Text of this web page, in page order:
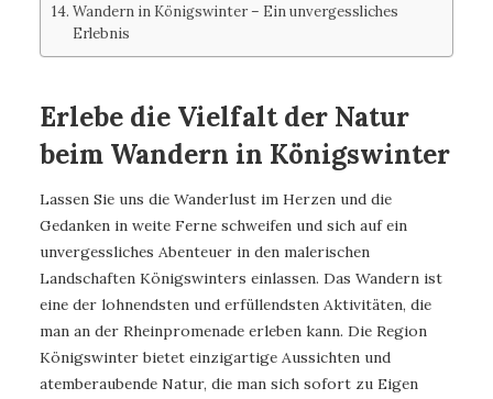
Wandern in Königswinter – Ein unvergessliches
Erlebnis
Erlebe die Vielfalt der Natur
beim Wandern in Königswinter
Lassen Sie uns die Wanderlust im Herzen und die
Gedanken in weite Ferne schweifen und sich auf ein
unvergessliches Abenteuer in den malerischen
Landschaften Königswinters einlassen. Das Wandern ist
eine der lohnendsten und erfüllendsten Aktivitäten, die
man an der Rheinpromenade erleben kann. Die Region
Königswinter bietet einzigartige Aussichten und
atemberaubende Natur, die man sich sofort zu Eigen